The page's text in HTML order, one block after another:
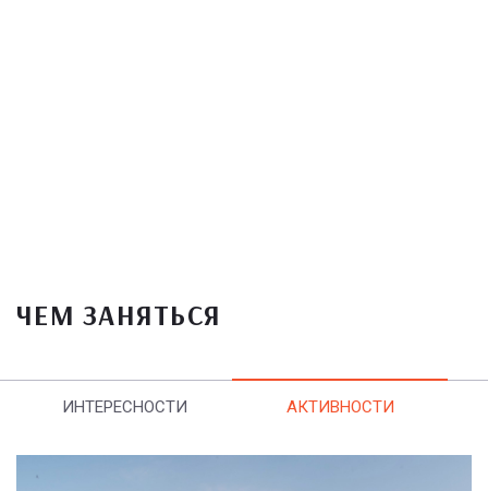
ЧЕМ ЗАНЯТЬСЯ
ИНТЕРЕСНОСТИ АКТИВНОСТИ